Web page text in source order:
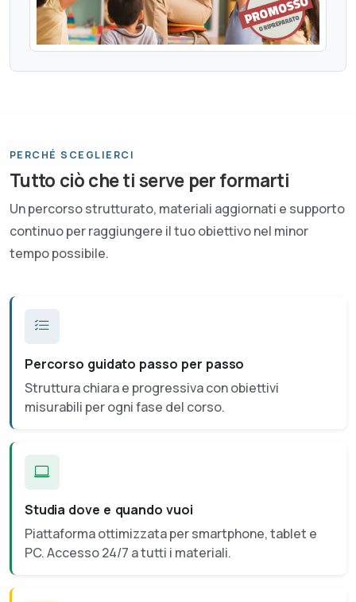
PERCHÉ SCEGLIERCI
Tutto ciò che ti serve per formarti
Un percorso strutturato, materiali aggiornati e supporto
continuo per raggiungere il tuo obiettivo nel minor
tempo possibile.
Percorso guidato passo per passo
Struttura chiara e progressiva con obiettivi
misurabili per ogni fase del corso.
Studia dove e quando vuoi
Piattaforma ottimizzata per smartphone, tablet e
PC. Accesso 24/7 a tutti i materiali.